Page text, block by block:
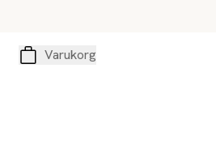
Varukorg